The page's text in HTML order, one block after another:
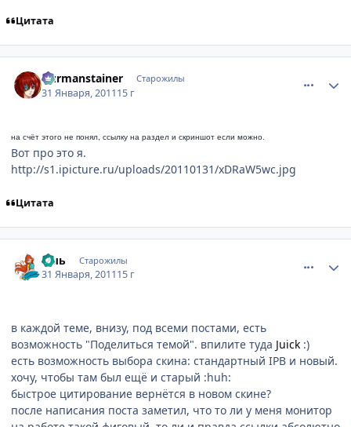
Цитата
Durmanstainer Старожилы
31 Января, 201115 г
на счёт этого не понял, ссылку на раздел и скриншот если можно.
Вот про это я.
http://s1.ipicture.ru/uploads/20110131/xDRaW5wc.jpg
Цитата
ъыь Старожилы
31 Января, 201115 г
в каждой теме, внизу, под всеми постами, есть
возможность "Поделиться темой". впилите туда Juick :)
есть возможность выбора скина: стандартный IPB и новый.
хочу, чтобы там был ещё и старый :huh:
быстрое цитирование вернётся в новом скине?
после написания поста заметил, что то ли у меня монитор